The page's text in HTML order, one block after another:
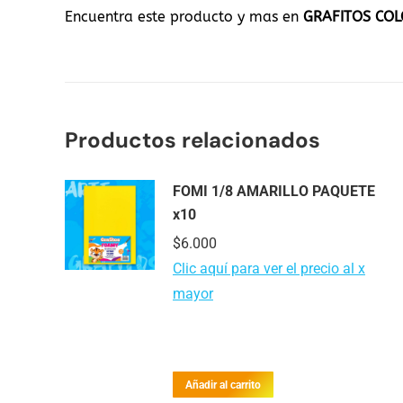
Encuentra este producto y mas en GRAFITOS
Productos relacionados
FOMI 1/8 AMARILLO PAQUETE
x10
$6.000
Clic aquí para ver el precio al x
mayor
Añadir al carrito